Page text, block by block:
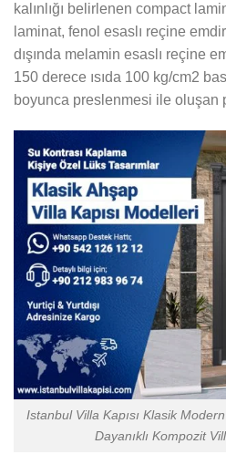
kalınlığı belirlenen compact
laminat, fenol esaslı reçine
dışında melamin esaslı reçine
150 derece ısıda 100 kg/cm2
boyunca preslenmesi ile oluşan
Istanbul Villa Kapısı Klasik
Dayanıklı Kompozit